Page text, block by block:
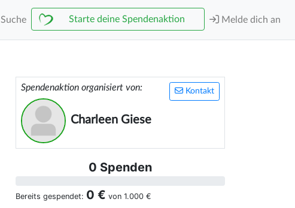
Suche Starte deine Spendenaktion Melde dich an
Kontakt
Spendenaktion organisiert von:
Charleen Giese
0 Spenden
Bereits gespendet: 0 € von 1.000 €